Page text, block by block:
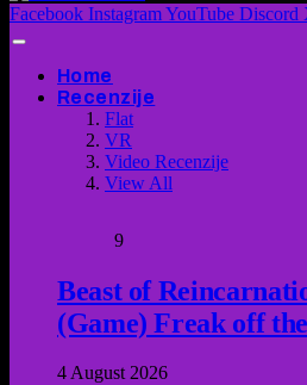
Facebook InstagramYouTube Discord
Home
Recenzije
Flat
VR
Video Recenzije
View All
9
Beast of
(Game) Freak off
4 August 2026